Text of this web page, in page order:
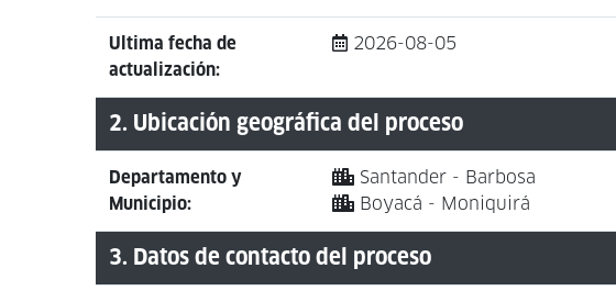
Ultima fecha de
actualización:
2026-08-05
2. Ubicación geográfica del proceso
Departamento y
Municipio:
Santander - Barbosa
Boyacá - Moniquirá
3. Datos de contacto del proceso